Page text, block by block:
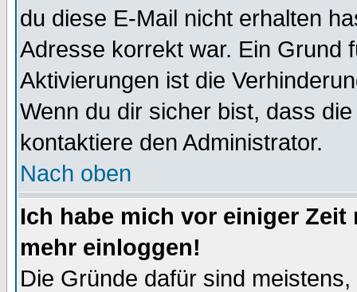
du diese E-Mail nicht erhalten
Adresse korrekt war. Ein Grund
Aktivierungen ist die
Wenn du dir sicher bist, dass
kontaktiere den Administrator.
Nach oben
Ich habe mich vor einiger
mehr einloggen!
Die Gründe dafür sind